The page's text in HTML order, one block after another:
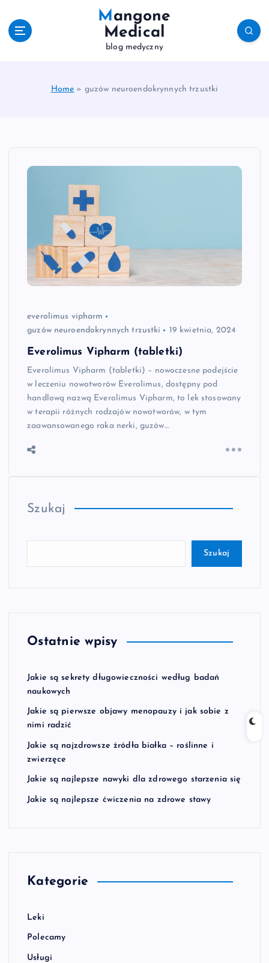
Mangone
Medical
blog medyczny
Home » guzów neuroendokrynnych trzustki
everolimus vipharm
guzów neuroendokrynnych trzustki
19 kwietnia, 2024
Everolimus Vipharm (tabletki)
Everolimus Vipharm (tabletki) – nowoczesne podejście
w leczeniu nowotworów Everolimus, dostępny pod
handlową nazwą Everolimus Vipharm, to lek stosowany
w terapii różnych rodzajów nowotworów, w tym
zaawansowanego raka nerki, guzów…
Szukaj
Szukaj
Ostatnie wpisy
Jakie są sekrety długowieczności według badań
naukowych
Jakie są pierwsze objawy menopauzy i jak sobie z
nimi radzić
Jakie są najzdrowsze źródła białka – roślinne i
zwierzęce
Jakie są najlepsze nawyki dla zdrowego starzenia się
Jakie są najlepsze ćwiczenia na zdrowe stawy
Kategorie
Leki
Polecamy
Usługi